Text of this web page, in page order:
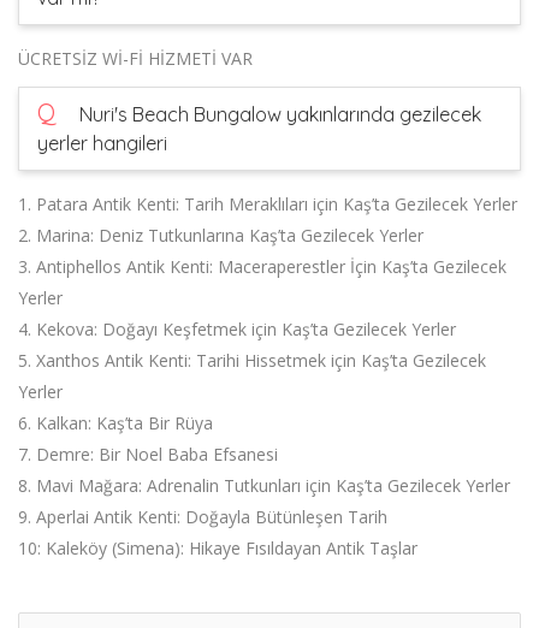
ÜCRETSİZ Wİ-Fİ HİZMETİ VAR
Q
Nuri's Beach Bungalow yakınlarında gezilecek
yerler hangileri
1. Patara Antik Kenti: Tarih Meraklıları için Kaş’ta Gezilecek Yerler
2. Marina: Deniz Tutkunlarına Kaş’ta Gezilecek Yerler
3. Antiphellos Antik Kenti: Maceraperestler İçin Kaş’ta Gezilecek
Yerler
4. Kekova: Doğayı Keşfetmek için Kaş’ta Gezilecek Yerler
5. Xanthos Antik Kenti: Tarihi Hissetmek için Kaş’ta Gezilecek
Yerler
6. Kalkan: Kaş’ta Bir Rüya
7. Demre: Bir Noel Baba Efsanesi
8. Mavi Mağara: Adrenalin Tutkunları için Kaş’ta Gezilecek Yerler
9. Aperlai Antik Kenti: Doğayla Bütünleşen Tarih
10: Kaleköy (Simena): Hikaye Fısıldayan Antik Taşlar